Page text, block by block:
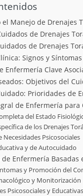
Manejo de Drenajes
de Drenajes
de Drenajes
Signos y
Enfermería Clave
Objetivos del
Prioridades de
de Enfermería para
del Estado
de los Drenajes
Necesidades Psicosociales
y de Autocuidado
Enfermería Basadas
y Promoción del
y Monitorización
Psicosociales y Educativas